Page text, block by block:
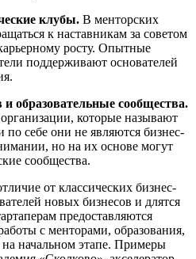
клубы. В менторских
к наставникам за советом
росту. Опытные
поддерживают основателей
образовательные сообщества.
которые называют
себе они не являются бизнес-
но на их основе могут
сообщества.
от классических бизнес-
новых бизнесов и длятся
предоставляются
с менторами, образования,
начальном этапе. Примеры